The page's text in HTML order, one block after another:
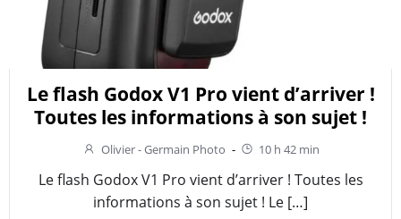
Le flash Godox V1 Pro vient d’arriver !
Toutes les informations à son sujet !
Olivier - Germain Photo - 10 h 42 min
Le flash Godox V1 Pro vient d’arriver ! Toutes les
informations à son sujet ! Le […]